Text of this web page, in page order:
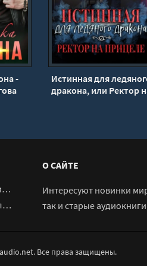
-
Истинная для
дракона, или Ректор
О САЙТЕ
Интересуют новинки
так и старые
Все права защищены.